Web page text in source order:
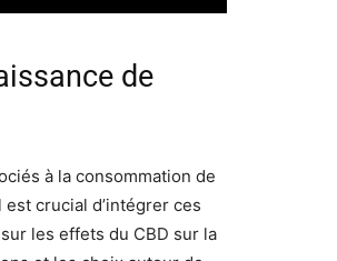
de
à la consommation de
crucial d’intégrer ces
les effets du CBD sur la